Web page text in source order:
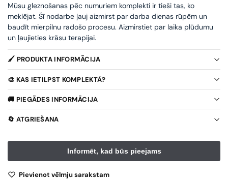
Mūsu gleznošanas pēc numuriem komplekti ir tieši tas, ko
meklējat. Šī nodarbe ļauj aizmirst par darba dienas rūpēm un
baudīt mierpilnu radošo procesu. Aizmirstiet par laika plūdumu
un ļaujieties krāsu terapijai.
🖌️ PRODUKTA INFORMĀCIJA
🎨 KAS IETILPST KOMPLEKTĀ?
🚚 PIEGĀDES INFORMĀCIJA
🔄 ATGRIEŠANA
Pievienot vēlmju sarakstam